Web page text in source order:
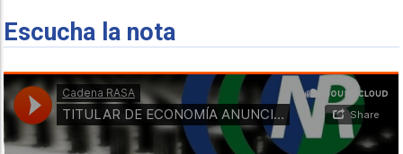
Escucha la nota